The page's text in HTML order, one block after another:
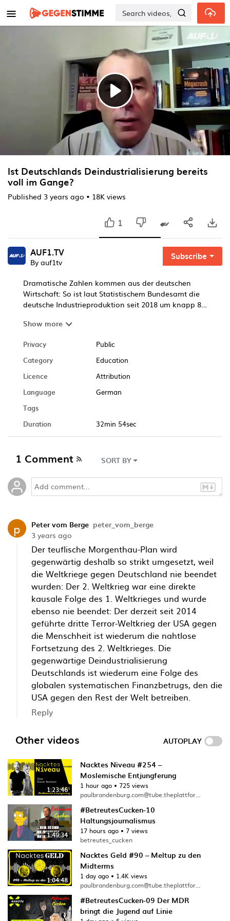
Skip to main content
Play
Video
Ist Deutschlands Deindustrialisierung bereits
voll im Gange?
Published 3 years ago • 18K views
1
AUF1.TV
By auf1tv
Subscribe
Dramatische Zahlen kommen aus der deutschen
Wirtschaft: So ist laut Statistischem Bundesamt die
deutsche Industrieproduktion seit 2018 um knapp 8
verschuldete Energiekrise oder die Corona-Lockdowns,
deutsche Autoproduktion bereits seit mehreren Jahren
einen systematischen Einbruch zu verzeichnen. Die
erleben wir gerade die Verwirklichung des Morgenthau-
Plans? Bernhard Riegler hat sich darüber u.a. mit dem
unterhalten...
Show more
Privacy
Public
Category
Education
Licence
Attribution
Language
German
Tags
Duration
32min 54sec
1 Comment SORT BY
p Peter vom Berge peter_vom_berge
3 years ago
Der teuflische Morgenthau-Plan wird
gegenwärtig deshalb so strikt umgesetzt, weil
die Weltkriege gegen Deutschland nie beendet
wurden: Der 2. Weltkrieg war eine direkte
kausale Folge des 1. Weltkrieges und wurde
ebenso nie beendet: Der derzeit seit 2014
geführte dritte Terror-Weltkrieg der USA gegen
die Menschheit ist wiederum die nahtlose
Fortsetzung des 2. Weltkrieges. Die
gegenwärtige Deindustrialisierung
Deutschlands ist wiederum eine Folge des
globalen systematischen Finanzbetrugs, den die
USA gegen den Rest der Welt betreiben.
Reply
Other videos AUTOPLAY
1:23:46
Nacktes Niveau #254 –
Moslemische Entjungferung
1 hour ago • 725 views
paulbrandenburg.com@tube.theplattform.net
1:49:34
#BetreutesCucken-10
Haltungsjournalismus
17 hours ago • 7 views
betreutes_cucken
1:04:48
Nacktes Geld #90 – Meltup zu den
Midterms
1 day ago • 1.4K views
paulbrandenburg.com@tube.theplattform.net
#BetreutesCucken-09 Der MDR
bringt die Jugend auf Linie